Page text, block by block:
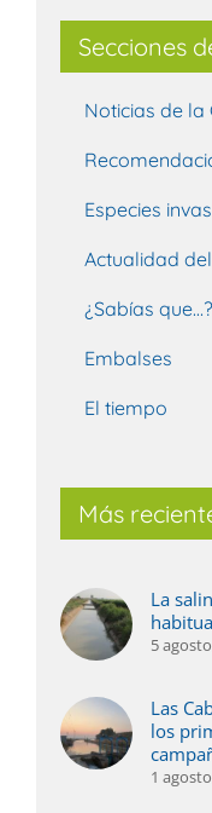
Secciones
Noticias de la
Especies
Actualidad
¿Sabías que…?
Embalses
El tiempo
Más
La
5
Las
los
1